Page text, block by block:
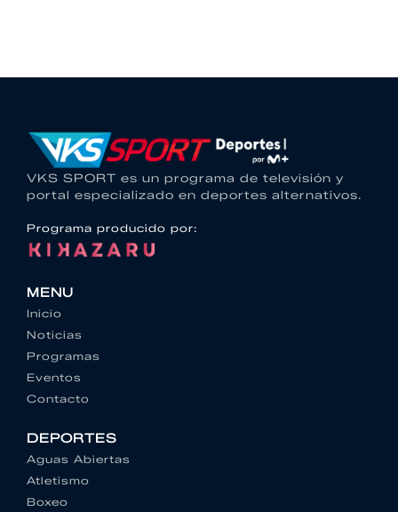
VKS SPORT es un programa de televisión y
portal especializado en deportes alternativos.
Programa producido por:
MENU
Inicio
Noticias
Programas
Eventos
Contacto
DEPORTES
Aguas Abiertas
Atletismo
Boxeo